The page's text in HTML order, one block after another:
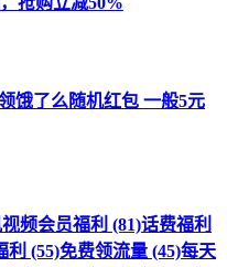
饿了么随机红包 一般5元
频会员福利 (81)话费福利
利 (55)免费领流量 (45)每天